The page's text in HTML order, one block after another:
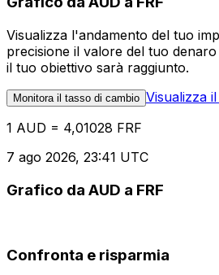
Visualizza l'andamento del tuo
precisione il valore del tuo
il tuo obiettivo sarà raggiunto.
Monitora il tasso di cambio Visualizza
1 AUD = 4,01028 FRF
7 ago 2026, 23:41 UTC
Grafico da AUD a FRF
Confronta e risparmia